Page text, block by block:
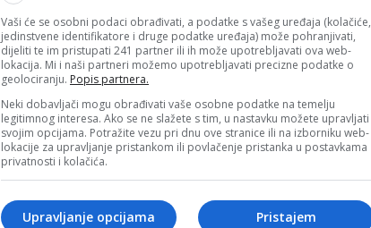
Vaši će se osobni podaci obrađivati, a podatke s vašeg uređaja (kolačiće,
jedinstvene identifikatore i druge podatke uređaja) može pohranjivati,
dijeliti te im pristupati 241 partner ili ih može upotrebljavati ova web-
lokacija. Mi i naši partneri možemo upotrebljavati precizne podatke o
geolociranju. Popis partnera.
Neki dobavljači mogu obrađivati vaše osobne podatke na temelju
legitimnog interesa. Ako se ne slažete s tim, u nastavku možete upravljati
svojim opcijama. Potražite vezu pri dnu ove stranice ili na izborniku web-
lokacije za upravljanje pristankom ili povlačenje pristanka u postavkama
privatnosti i kolačića.
Pristajem
Upravljanje opcijama